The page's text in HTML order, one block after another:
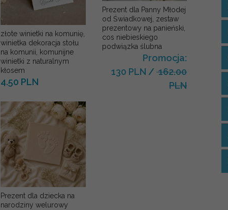
złote winietki na komunię,
winietka dekoracja stołu
na komunii, komunijne
winietki z naturalnym
kłosem
4.50 PLN
Prezent dla dziecka na
narodziny welurowy
Prezent dla Panny Młodej
od Świadkowej, zestaw
prezentowy na panieński,
cos niebieskiego
podwiązka ślubna
Promocja:
130 PLN / 162.00
PLN